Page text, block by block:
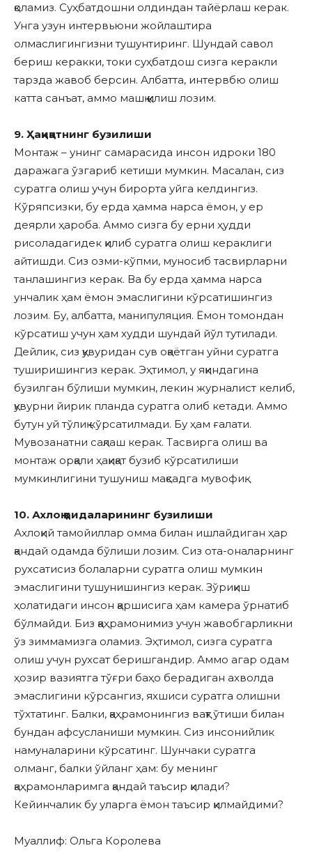
қоламиз. Суҳбатдошни олдиндан тайёрлаш керак.
Унга узун интервьюни жойлаштира
олмаслигингизни тушунтиринг. Шундай савол
бериш керакки, токи суҳбатдош сизга керакли
тарзда жавоб берсин. Албатта, интервбю олиш
катта санъат, аммо машқ қилиш лозим.
9. Ҳақиқатнинг бузилиши
Монтаж – унинг самарасида инсон идроки 180
даражага ўзгариб кетиши мумкин. Масалан, сиз
суратга олиш учун бирорта уйга келдингиз.
Кўряпсизки, бу ерда ҳамма нарса ёмон, у ер
деярли ҳароба. Аммо сизга бу ерни ҳудди
рисоладагидек қилиб суратга олиш кераклиги
айтишди. Сиз озми-кўпми, муносиб тасвирларни
танлашингиз керак. Ва бу ерда ҳамма нарса
унчалик ҳам ёмон эмаслигини кўрсатишингиз
лозим. Бу, албатта, манипуляция. Ёмон томондан
кўрсатиш учун ҳам худди шундай йўл тутилади.
Дейлик, сиз қувуридан сув оқаётган уйни суратга
туширишингиз керак. Эҳтимол, у яқиндагина
бузилган бўлиши мумкин, лекин журналист келиб,
қувурни йирик планда суратга олиб кетади. Аммо
бутун уй тўлиқ кўрсатилмади. Бу ҳам ғалати.
Мувозанатни сақлаш керак. Тасвирга олиш ва
монтаж орқали ҳақиқат бузиб кўрсатилиши
мумкинлигини тушуниш мақсадга мувофиқ.
10. Ахлоқ қоидаларининг бузилиши
Ахлоқий тамойиллар омма билан ишлайдиган ҳар
қандай одамда бўлиши лозим. Сиз ота-оналарнинг
рухсатисиз болаларни суратга олиш мумкин
эмаслигини тушунишингиз керак. Зўриқиш
ҳолатидаги инсон қаршисига ҳам камера ўрнатиб
бўлмайди. Биз қаҳрамонимиз учун жавобгарликни
ўз зиммамизга оламиз. Эҳтимол, сизга суратга
олиш учун рухсат беришгандир. Аммо агар одам
ҳозир вазиятга тўғри баҳо берадиган ахволда
эмаслигини кўрсангиз, яхшиси суратга олишни
тўхтатинг. Балки, қаҳрамонингиз вақт ўтиши билан
бундан афсусланиши мумкин. Сиз инсонийлик
намуналарини кўрсатинг. Шунчаки суратга
олманг, балки ўйланг ҳам: бу менинг
қаҳрамонларимга қандай таъсир қилади?
Кейинчалик бу уларга ёмон таъсир қилмайдими?
Муаллиф: Ольга Королева